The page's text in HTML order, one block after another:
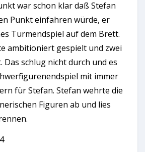
war schon klar daß Stefan
Punkt einfahren würde, er
Turmendspiel auf dem Brett.
ambitioniert gespielt und zwei
schlug nicht durch und es
mit immer
für Stefan. Stefan wehrte die
Figuren ab und lies